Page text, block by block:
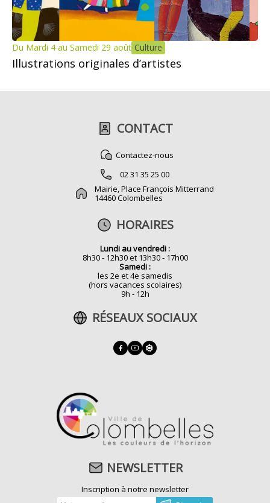
Du Mardi 4 au Samedi 29 août Culture
Illustrations originales d’artistes
CONTACT
Contactez-nous
02 31 35 25 00
Mairie, Place François Mitterrand
14460 Colombelles
HORAIRES
Lundi au vendredi :
8h30 - 12h30 et 13h30 - 17h00
Samedi :
les 2e et 4e samedis
(hors vacances scolaires)
9h - 12h
RÉSEAUX SOCIAUX
NEWSLETTER
Inscription à notre newsletter